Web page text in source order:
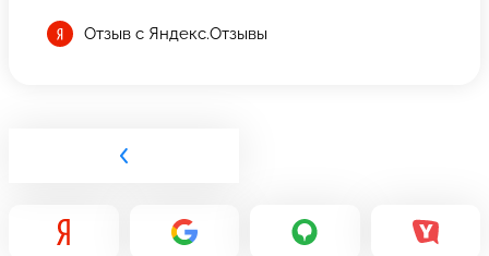
Отзыв с Яндекс.Отзывы